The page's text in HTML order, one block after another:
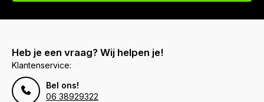
Heb je een vraag? Wij helpen je!
Klantenservice:
Bel ons!
06 38929322